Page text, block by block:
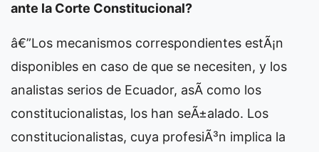
ante la Corte Constitucional?
â€”Los mecanismos correspondientes estÃ¡n
disponibles en caso de que se necesiten, y los
analistas serios de Ecuador, asÃ­ como los
constitucionalistas, los han seÃ±alado. Los
constitucionalistas, cuya profesiÃ³n implica la